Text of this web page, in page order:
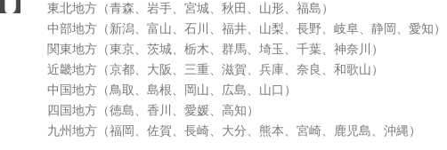
東北地方（青森、岩手、宮城、秋田、山形、福島）
中部地方（新潟、富山、石川、福井、山梨、長野、岐阜、静岡、愛知）
関東地方（東京、茨城、栃木、群馬、埼玉、千葉、神奈川）
近畿地方（京都、大阪、三重、滋賀、兵庫、奈良、和歌山）
中国地方（鳥取、島根、岡山、広島、山口）
四国地方（徳島、香川、愛媛、高知）
九州地方（福岡、佐賀、長崎、大分、熊本、宮崎、鹿児島、沖縄）